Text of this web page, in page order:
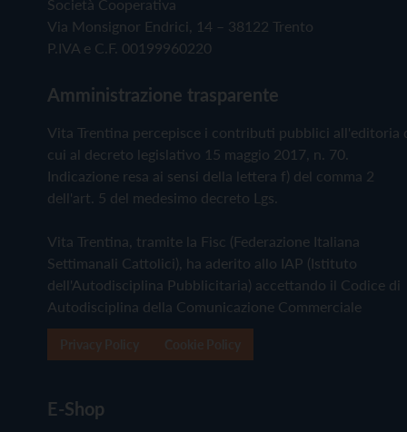
Società Cooperativa
Via Monsignor Endrici, 14 – 38122 Trento
P.IVA e C.F. 00199960220
Amministrazione trasparente
Vita Trentina percepisce i contributi pubblici all'editoria
cui al decreto legislativo 15 maggio 2017, n. 70.
Indicazione resa ai sensi della lettera f) del comma 2
dell'art. 5 del medesimo decreto Lgs.
Vita Trentina, tramite la Fisc (Federazione Italiana
Settimanali Cattolici), ha aderito allo IAP (Istituto
dell'Autodisciplina Pubblicitaria) accettando il Codice di
Autodisciplina della Comunicazione Commerciale
E-Shop